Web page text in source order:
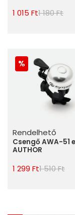
1 015 Ft1 180 Ft
Rendelhető
Csengő AWA-51
AUTHOR
1 299 Ft1 510 Ft